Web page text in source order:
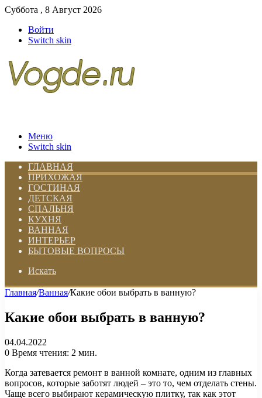
Суббота , 8 Август 2026
Войти
Switch skin
Меню
Switch skin
ГЛАВНАЯ
ПРИХОЖАЯ
ГОСТИНАЯ
ДЕТСКАЯ
СПАЛЬНЯ
КУХНЯ
ВАННАЯ
ИНТЕРЬЕР
БЫТОВЫЕ ВОПРОСЫ
Искать
Главная/Ванная/Какие обои выбрать в ванную?
Какие обои выбрать в ванную?
04.04.2022
0 Время чтения: 2 мин.
Когда затевается ремонт в ванной комнате, одним из главных
вопросов, которые заботят людей – это то, чем отделать стены.
Чаще всего выбирают керамическую плитку, так как этот